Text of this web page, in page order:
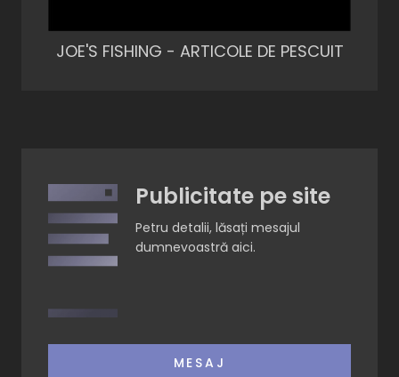
JOE'S FISHING - ARTICOLE DE PESCUIT
Publicitate pe site
Petru detalii, lăsați mesajul
dumnevoastră aici.
MESAJ